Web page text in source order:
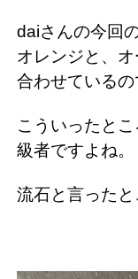
daiさんの今回
オレンジと、
合わせているの
こういったと
級者ですよね。
流石と言ったと